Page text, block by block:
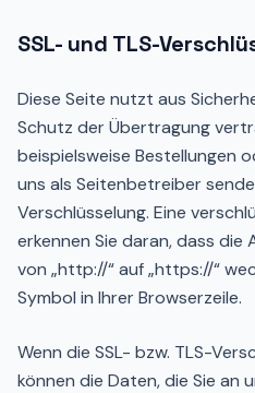
SSL- und TLS-
Diese Seite nutzt aus
Schutz der Übertragung
beispielsweise Bestellungen
uns als Seitenbetreiber
Verschlüsselung. Eine
erkennen Sie daran, dass die
von „http://“ auf „https://“
Symbol in Ihrer Browserzeile.
Wenn die SSL- bzw. TLS-
können die Daten, die Sie an